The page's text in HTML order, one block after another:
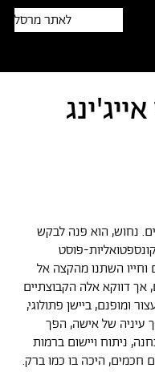
לאתר מרסל
נחוש, הוא פנה לבקש
פוסט
וחייו השתנו מהקצה אל
דווקא אלה הקבוצתיים
ומופנם, ביישן פתולוגי,
עיניה של אישה, הפך
ניתוח ויישום ברמות
חכמים, היכה בו כמו ברק.